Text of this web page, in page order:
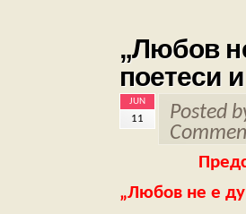
„Любов
поетеси
JUN
11
Posted
„Любов не е